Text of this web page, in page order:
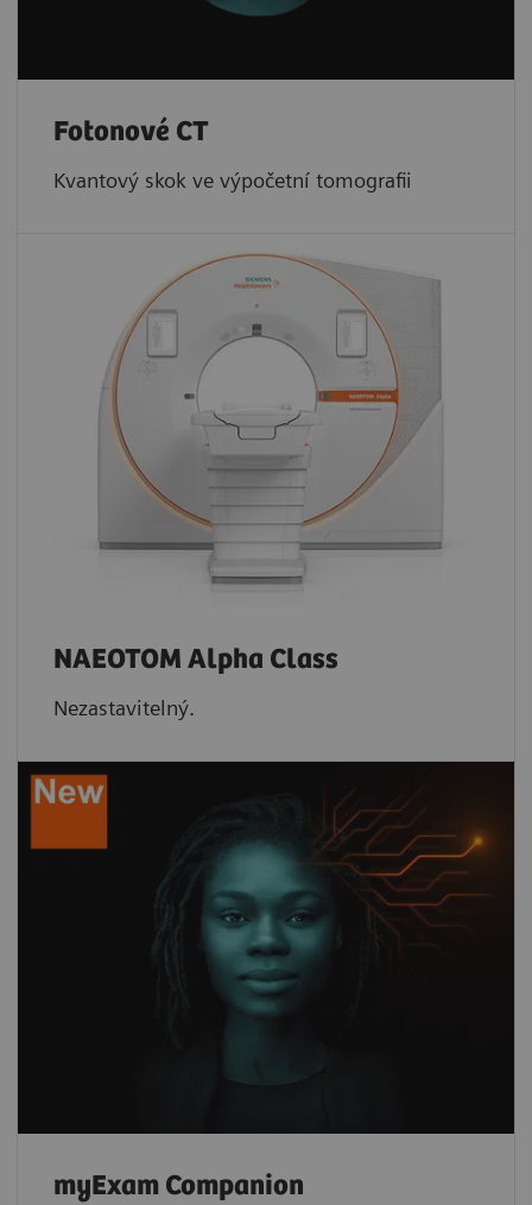
Fotonové CT
Kvantový skok ve výpočetní tomografii
NAEOTOM Alpha Class
Nezastavitelný.
myExam Companion